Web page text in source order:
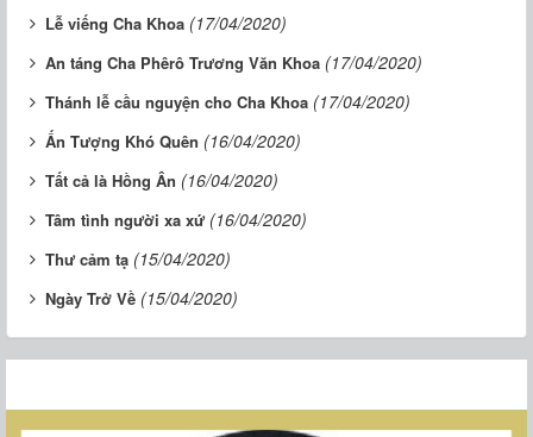
Lễ viếng Cha Khoa (17/04/2020)
An táng Cha Phêrô Trương Văn Khoa (17/04/2020)
Thánh lễ cầu nguyện cho Cha Khoa (17/04/2020)
Ấn Tượng Khó Quên (16/04/2020)
Tất cả là Hồng Ân (16/04/2020)
Tâm tình người xa xứ (16/04/2020)
Thư cảm tạ (15/04/2020)
Ngày Trở Về (15/04/2020)